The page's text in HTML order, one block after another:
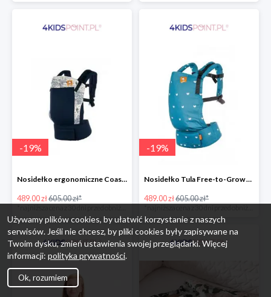
-19%
Nosidełko ergonomiczne Coast Navigator Tula
489.00 zł605.00 zł*
-19%
Nosidełko Tula Free-to-Grow Playdate Tula
489.00 zł605.00 zł*
Używamy plików cookies, by ułatwić korzystanie z naszych
serwisów. Jeśli nie chcesz, by pliki cookies były zapisywane na
Twoim dysku, zmień ustawienia swojej przeglądarki. Więcej
informacji: polityka prywatności.
Ok, rozumiem